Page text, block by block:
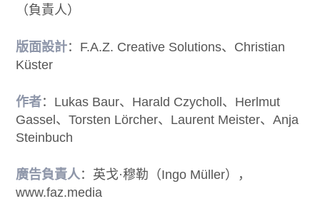
（負責人）
版面設計：F.A.Z. Creative Solutions、Christian
Küster
作者：Lukas Baur、Harald Czycholl、Herlmut
Gassel、Torsten Lörcher、Laurent Meister、Anja
Steinbuch
廣告負責人：英戈·穆勒（Ingo Müller），
www.faz.media